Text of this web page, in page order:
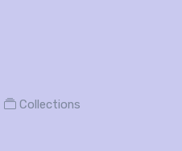
Collections